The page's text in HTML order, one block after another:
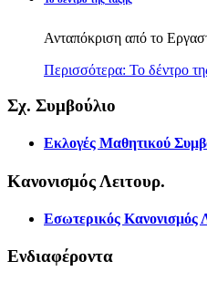
Ανταπόκριση από το
Περισσότερα: Το δέντρο
Σχ. Συμβούλιο
Εκλογές Μαθητικού
Κανονισμός Λειτουρ.
Εσωτερικός Κανονισμός
Ενδιαφέροντα